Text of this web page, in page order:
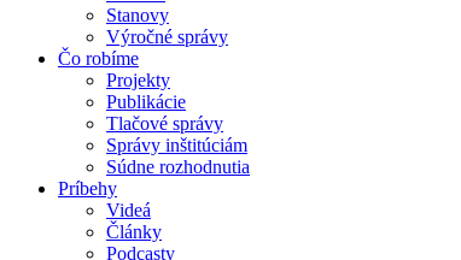
Stanovy
Výročné správy
Čo robíme
Projekty
Publikácie
Tlačové správy
Správy inštitúciám
Súdne rozhodnutia
Príbehy
Videá
Články
Podcasty